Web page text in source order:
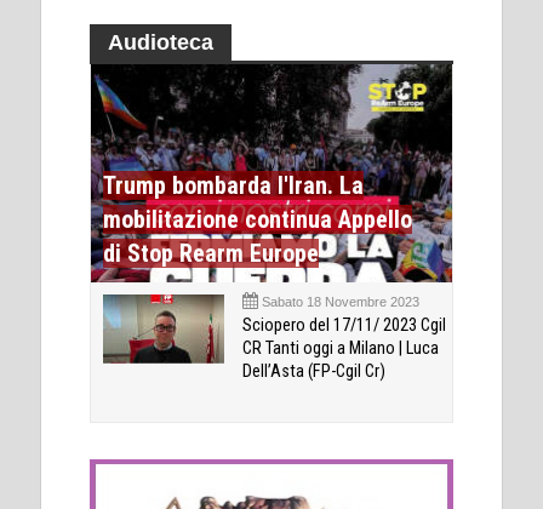
Audioteca
Trump bombarda l'Iran. La
mobilitazione continua Appello
di Stop Rearm Europe
Sabato 18 Novembre 2023
Sciopero del 17/11/ 2023 Cgil
CR Tanti oggi a Milano | Luca
Dell’Asta (FP-Cgil Cr)